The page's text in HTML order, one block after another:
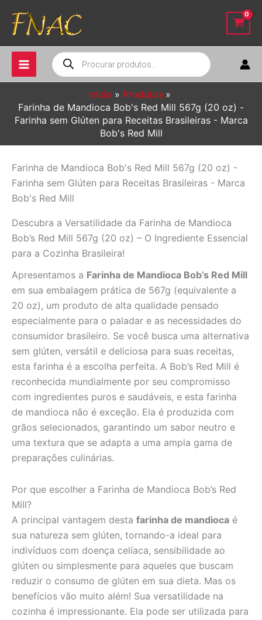
para
conteúdo
Pesquisar
produtos
Início
Produtos
Farinha de Mandioca Bob's Red Mill 567g (20 oz) -
Farinha sem Glúten para Receitas Brasileiras - Marca
Bob's Red Mill
Farinha de Mandioca Bob's Red Mill 567g (20 oz) -
Farinha sem Glúten para Receitas Brasileiras - Marca
Bob's Red Mill
Descubra a Versatilidade da Farinha de Mandioca
Bob’s Red Mill 567g (20 oz) – O Ingrediente Essencial
para a Cozinha Brasileira!
Apresentamos a Farinha de Mandioca Bob’s Red Mill
em sua embalagem prática de 567g (equivalente a
20 oz), um produto de alta qualidade pensado
especialmente para o paladar e as necessidades do
consumidor brasileiro. Se você busca uma alternativa
sem glúten, versátil e deliciosa para suas receitas,
esta farinha é a escolha perfeita. A Bob’s Red Mill é
reconhecida mundialmente por seu compromisso
com ingredientes puros e saudáveis, e esta farinha
de mandioca não é exceção. Ela é produzida com
grãos selecionados, garantindo um sabor neutro e
uma textura que se adapta a uma ampla gama de
preparações culinárias.
Por que escolher a Farinha de Mandioca Bob’s Red
Mill?
A principal vantagem desta farinha de mandioca é
sua natureza sem glúten, tornando-a ideal para
indivíduos com doença celíaca, sensibilidade ao
glúten ou simplesmente para aqueles que buscam
reduzir o consumo de glúten em sua dieta. Mas os
benefícios vão muito além! Sua versatilidade na
cozinha é impressionante. Ela pode ser utilizada para